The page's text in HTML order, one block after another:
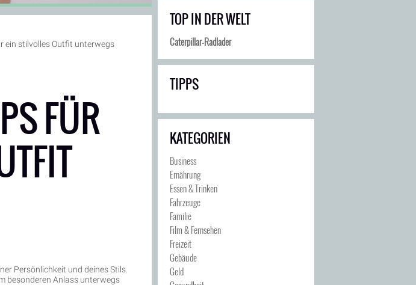
ein stilvolles Outfit unterwegs
FÜR
Persönlichkeit und deines Stils.
besonderen Anlass unterwegs
TOP IN DER WELT
Caterpillar-Radlader
TIPPS
KATEGORIEN
Business
Ernährung
Essen & Trinken
Fahrzeuge
Familie
Film & Fernsehen
Freizeit
Gebäude
Geld